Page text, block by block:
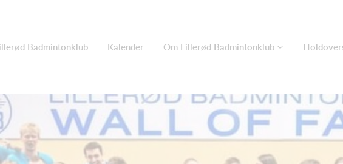
Badmintonklub Kalender Om Lillerød Badmintonklub